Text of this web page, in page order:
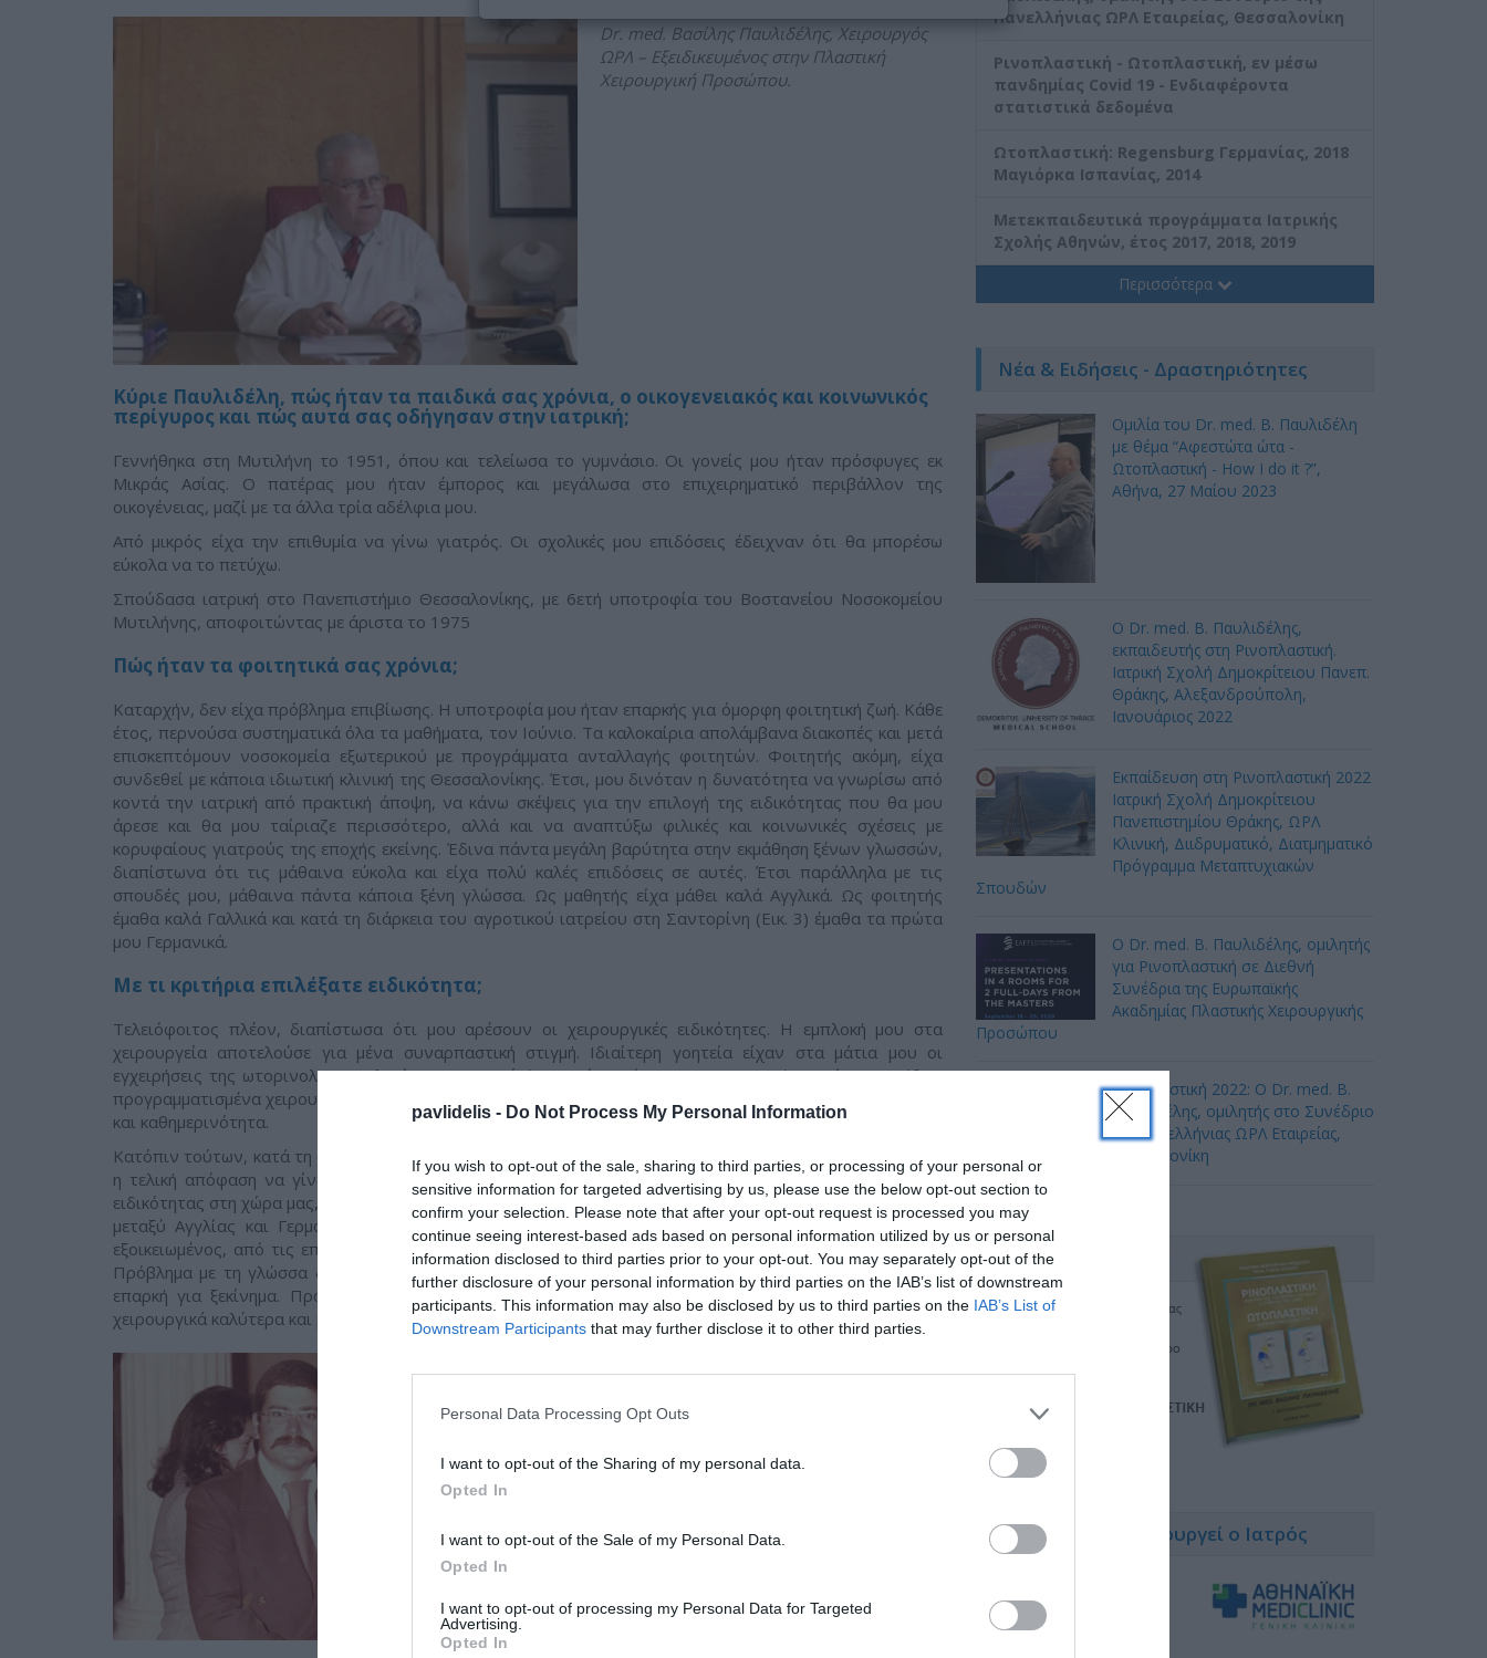
pavlidelis - Do Not Process My Personal Information
If you wish to opt-out of the sale, sharing to third parties, or processing of your personal or
sensitive information for targeted advertising by us, please use the below opt-out section to
confirm your selection. Please note that after your opt-out request is processed you may
continue seeing interest-based ads based on personal information utilized by us or personal
information disclosed to third parties prior to your opt-out. You may separately opt-out of the
further disclosure of your personal information by third parties on the IAB’s list of downstream
participants. This information may also be disclosed by us to third parties on the IAB’s List of
Downstream Participants that may further disclose it to other third parties.
Personal Data Processing Opt Outs
I want to opt-out of the Sharing of my personal data.
Opted In
I want to opt-out of the Sale of my Personal Data.
Opted In
I want to opt-out of processing my Personal Data for Targeted
Advertising.
Opted In
Dr. med. Βασίλης Παυλιδέλης, Χειρουργός
ΩΡΛ – Εξειδικευμένος στην Πλαστική
Χειρουργική Προσώπου.
Κύριε Παυλιδέλη, πώς ήταν τα παιδικά σας χρόνια, ο οικογενειακός και κοινωνικός
περίγυρος και πώς αυτά σας οδήγησαν στην ιατρική;
Γεννήθηκα στη Μυτιλήνη το 1951, όπου και τελείωσα το γυμνάσιο. Οι γονείς μου ήταν πρόσφυγες εκ
Μικράς Ασίας. Ο πατέρας μου ήταν έμπορος και μεγάλωσα στο επιχειρηματικό περιβάλλον της
οικογένειας, μαζί με τα άλλα τρία αδέλφια μου.
Από μικρός είχα την επιθυμία να γίνω γιατρός. Οι σχολικές μου επιδόσεις έδειχναν ότι θα μπορέσω
εύκολα να το πετύχω.
Σπούδασα ιατρική στο Πανεπιστήμιο Θεσσαλονίκης, με 6ετή υποτροφία του Βοστανείου Νοσοκομείου
Μυτιλήνης, αποφοιτώντας με άριστα το 1975
Πώς ήταν τα φοιτητικά σας χρόνια;
Καταρχήν, δεν είχα πρόβλημα επιβίωσης. Η υποτροφία μου ήταν επαρκής για όμορφη φοιτητική ζωή. Κάθε
έτος, περνούσα συστηματικά όλα τα μαθήματα, τον Ιούνιο. Τα καλοκαίρια απολάμβανα διακοπές και μετά
επισκεπτόμουν νοσοκομεία εξωτερικού με προγράμματα ανταλλαγής φοιτητών. Φοιτητής ακόμη, είχα
συνδεθεί με κάποια ιδιωτική κλινική της Θεσσαλονίκης. Έτσι, μου δινόταν η δυνατότητα να γνωρίσω από
κοντά την ιατρική από πρακτική άποψη, να κάνω σκέψεις για την επιλογή της ειδικότητας που θα μου
άρεσε και θα μου ταίριαζε περισσότερο, αλλά και να αναπτύξω φιλικές και κοινωνικές σχέσεις με
κορυφαίους γιατρούς της εποχής εκείνης. Έδινα πάντα μεγάλη βαρύτητα στην εκμάθηση ξένων γλωσσών,
διαπίστωνα ότι τις μάθαινα εύκολα και είχα πολύ καλές επιδόσεις σε αυτές. Έτσι παράλληλα με τις
σπουδές μου, μάθαινα πάντα κάποια ξένη γλώσσα. Ως μαθητής είχα μάθει καλά Αγγλικά. Ως φοιτητής
έμαθα καλά Γαλλικά και κατά τη διάρκεια του αγροτικού ιατρείου στη Σαντορίνη (Εικ. 3) έμαθα τα πρώτα
μου Γερμανικά.
Με τι κριτήρια επιλέξατε ειδικότητα;
Τελειόφοιτος πλέον, διαπίστωσα ότι μου αρέσουν οι χειρουργικές ειδικότητες. Η εμπλοκή μου στα
χειρουργεία αποτελούσε για μένα συναρπαστική στιγμή. Ιδιαίτερη γοητεία είχαν στα μάτια μου οι
εγχειρήσεις της ωτορινολαρυγγολογίας. Σημαντικό ήταν επίσης, ότι οι ΩΡΛ εγχειρήσεις είναι συνήθως
προγραμματισμένα χειρουργεία και όχι έκτακτα. Αυτό εξασφαλίζει μια πιο ισοσταθμισμένη προσωπική ζωή
και καθημερινότητα.
Κατόπιν τούτων, κατά τη διάρκεια της στρατιωτικής μου θητείας και του αγροτικού ιατρείου, εμπεδώθηκε
η τελική απόφαση να γίνω Ωτορινολαρυγγολόγος. Λόγω των ειδικών, δυσμενών συνθηκών απόκτησης
ειδικότητας στη χώρα μας, αποφάσισα να πάω για ειδικότητα στο εξωτερικό. Είχα τη δυνατότητα επιλογής
μεταξύ Αγγλίας και Γερμανίας, επειδή με τις χώρες αυτές και τα νοσοκομεία τους ήμουν ήδη πολύ
εξοικειωμένος, από τις επισκέψεις και τη διαμονή μου εκεί, τα καλοκαίρια των φοιτητικών μου χρόνων.
Πρόβλημα με τη γλώσσα δεν υπήρχε, επειδή τα μεν Αγγλικά μου ήταν πολύ καλά, τα δε Γερμανικά μου
επαρκή για ξεκίνημα. Προτίμησα τη Γερμανία, επειδή πείστηκα ότι εκεί θα μπορούσα να εκπαιδευτώ
χειρουργικά καλύτερα και βεβαίως πιο καλοπληρωμένος.
Ο Πρόεδρος της Ελληνικής Δημοκρατίας κ.
Βασίλη Παυλιδέλη κατά τη δεξίωση που
αριστευσάντων αποφοίτων των Ελληνικών
Πανελλήνιας ΩΡΛ Εταιρείας, Θεσσαλονίκη
Ρινοπλαστική - Ωτοπλαστική, εν μέσω
πανδημίας Covid 19 - Eνδιαφέροντα
στατιστικά δεδομένα
Ωτοπλαστική: Regensburg Γερμανίας, 2018
Μαγιόρκα Ισπανίας, 2014
Mετεκπαιδευτικά προγράμματα Ιατρικής
Σχολής Αθηνών, έτος 2017, 2018, 2019
Περισσότερα
Νέα & Ειδήσεις - Δραστηριότητες
Ομιλία του Dr. med. B. Παυλιδέλη
με θέμα “Αφεστώτα ώτα -
Ωτοπλαστική - How I do it ?”,
Αθήνα, 27 Mαίου 2023
Ο Dr. med. Β. Παυλιδέλης,
εκπαιδευτής στη Ρινοπλαστική.
Ιατρική Σχολή Δημοκρίτειου Πανεπ.
Θράκης, Αλεξανδρούπολη,
Ιανουάριος 2022
Εκπαίδευση στη Ρινοπλαστική 2022
Ιατρική Σχολή Δημοκρίτειου
Πανεπιστημίου Θράκης, ΩΡΛ
Κλινική, Διιδρυματικό, Διατμηματικό
Πρόγραμμα Μεταπτυχιακών
Σπουδών
Ο Dr. med. B. Παυλιδέλης, ομιλητής
για Ρινοπλαστική σε Διεθνή
Συνέδρια της Ευρωπαϊκής
Ακαδημίας Πλαστικής Χειρουργικής
Προσώπου
Ωτοπλαστική 2022: Ο Dr. med. B.
Παυλιδέλης, ομιλητής στο Συνέδριο
της Πανελλήνιας ΩΡΛ Εταιρείας,
Θεσσαλονίκη
Κλινικές που χειρουργεί ο Ιατρός